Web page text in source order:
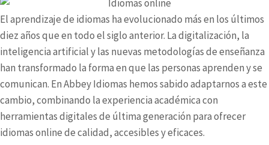
El aprendizaje de idiomas ha evolucionado más en los últimos
diez años que en todo el siglo anterior. La digitalización, la
inteligencia artificial y las nuevas metodologías de enseñanza
han transformado la forma en que las personas aprenden y se
comunican. En Abbey Idiomas hemos sabido adaptarnos a este
cambio, combinando la experiencia académica con
herramientas digitales de última generación para ofrecer
idiomas onlinede calidad, accesibles y eficaces.